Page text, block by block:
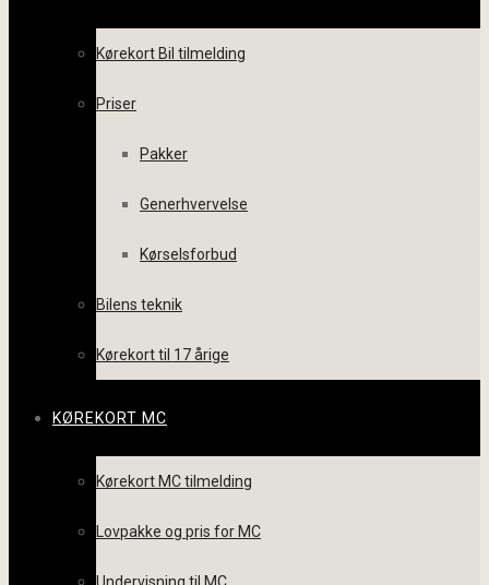
Kørekort Bil tilmelding
Priser
Pakker
Generhvervelse
Kørselsforbud
Bilens teknik
Kørekort til 17 årige
KØREKORT MC
Kørekort MC tilmelding
Lovpakke og pris for MC